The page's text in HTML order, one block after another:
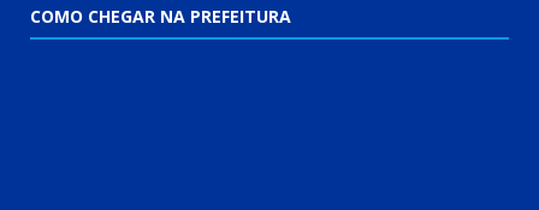
COMO CHEGAR NA PREFEITURA